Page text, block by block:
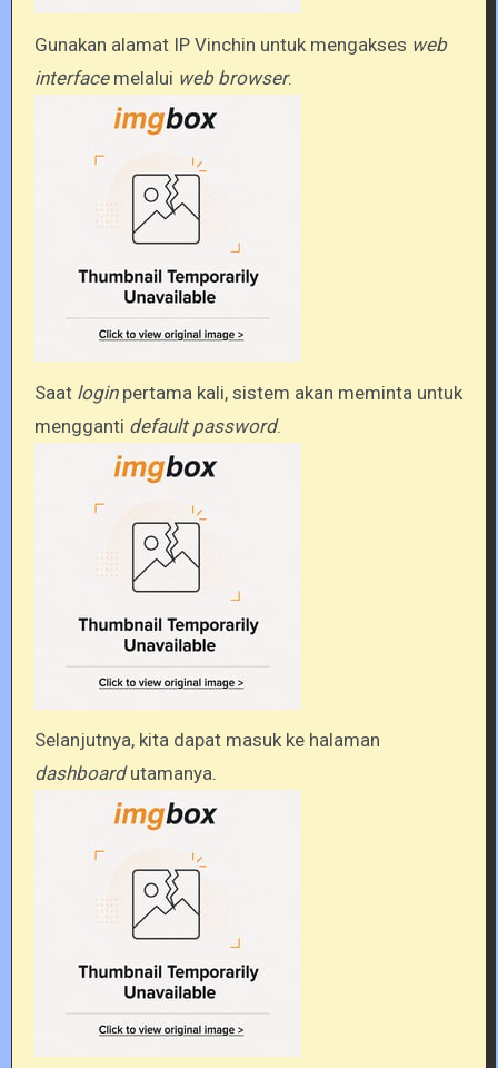
Gunakan alamat IP Vinchin untuk mengakses web
interfacemelalui web browser.
Saat loginpertama kali, sistem akan meminta untuk
mengganti default password.
Selanjutnya, kita dapat masuk ke halaman
dashboardutamanya.